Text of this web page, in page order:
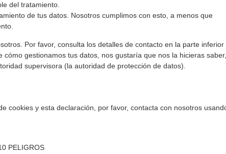
del tratamiento.
de tus datos. Nosotros cumplimos con esto, a menos que
Por favor, consulta los detalles de contacto en la parte inferior
gestionamos tus datos, nos gustaría que nos la hicieras saber,
supervisora (la autoridad de protección de datos).
cookies y esta declaración, por favor, contacta con nosotros
PELIGROS